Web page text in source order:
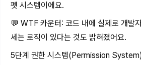
펫 시스템이에요.
💬 WTF 카운터: 코드 내에 실제로 개발
세는 로직이 있다는 것도 밝혀졌어요.
5단계 권한 시스템(Permission